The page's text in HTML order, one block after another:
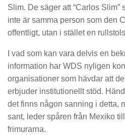
Slim. De säger att “Carlos
inte är samma person som den
offentligt, utan i stället en
I vad som kan vara delvis en
information har WDS nyligen
organisationer som hävdar att
erbjuder institutionellt stöd.
det finns någon sanning i detta,
sant, leder spåren från Mexiko
frimurarna.